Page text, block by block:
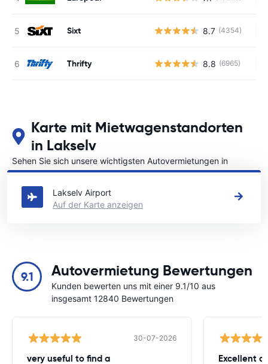
Sixt 8.7 (4354)
Thrifty 8.8 (6965)
Karte mit Mietwagenstandorten
in Lakselv
Sehen Sie sich unsere wichtigsten Autovermietungen in
Lakselv an
Lakselv Airport
Auf der Karte anzeigen
9.1 Autovermietung Bewertungen
Kunden bewerten uns mit einer 9.1/10 aus
insgesamt 12840 Bewertungen
30-07-2026
very useful to find a Excellent